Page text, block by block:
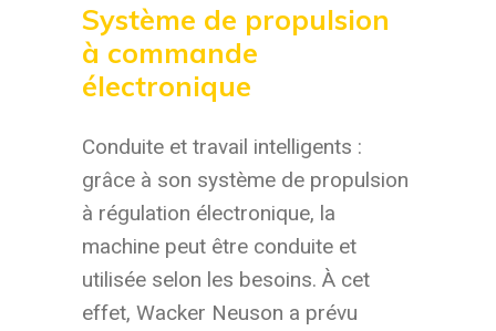
Système de propulsion
à commande
électronique
Conduite et travail intelligents :
grâce à son système de propulsion
à régulation électronique, la
machine peut être conduite et
utilisée selon les besoins. À cet
effet, Wacker Neuson a prévu